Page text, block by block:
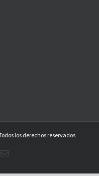
los derechos reservados
Email